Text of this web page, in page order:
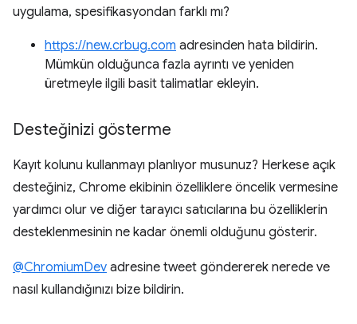
uygulama, spesifikasyondan farklı mı?
https://new.crbug.com adresinden hata bildirin.
Mümkün olduğunca fazla ayrıntı ve yeniden
üretmeyle ilgili basit talimatlar ekleyin.
Desteğinizi gösterme
Kayıt kolunu kullanmayı planlıyor musunuz? Herkese açık
desteğiniz, Chrome ekibinin özelliklere öncelik vermesine
yardımcı olur ve diğer tarayıcı satıcılarına bu özelliklerin
desteklenmesinin ne kadar önemli olduğunu gösterir.
@ChromiumDev adresine tweet göndererek nerede ve
nasıl kullandığınızı bize bildirin.